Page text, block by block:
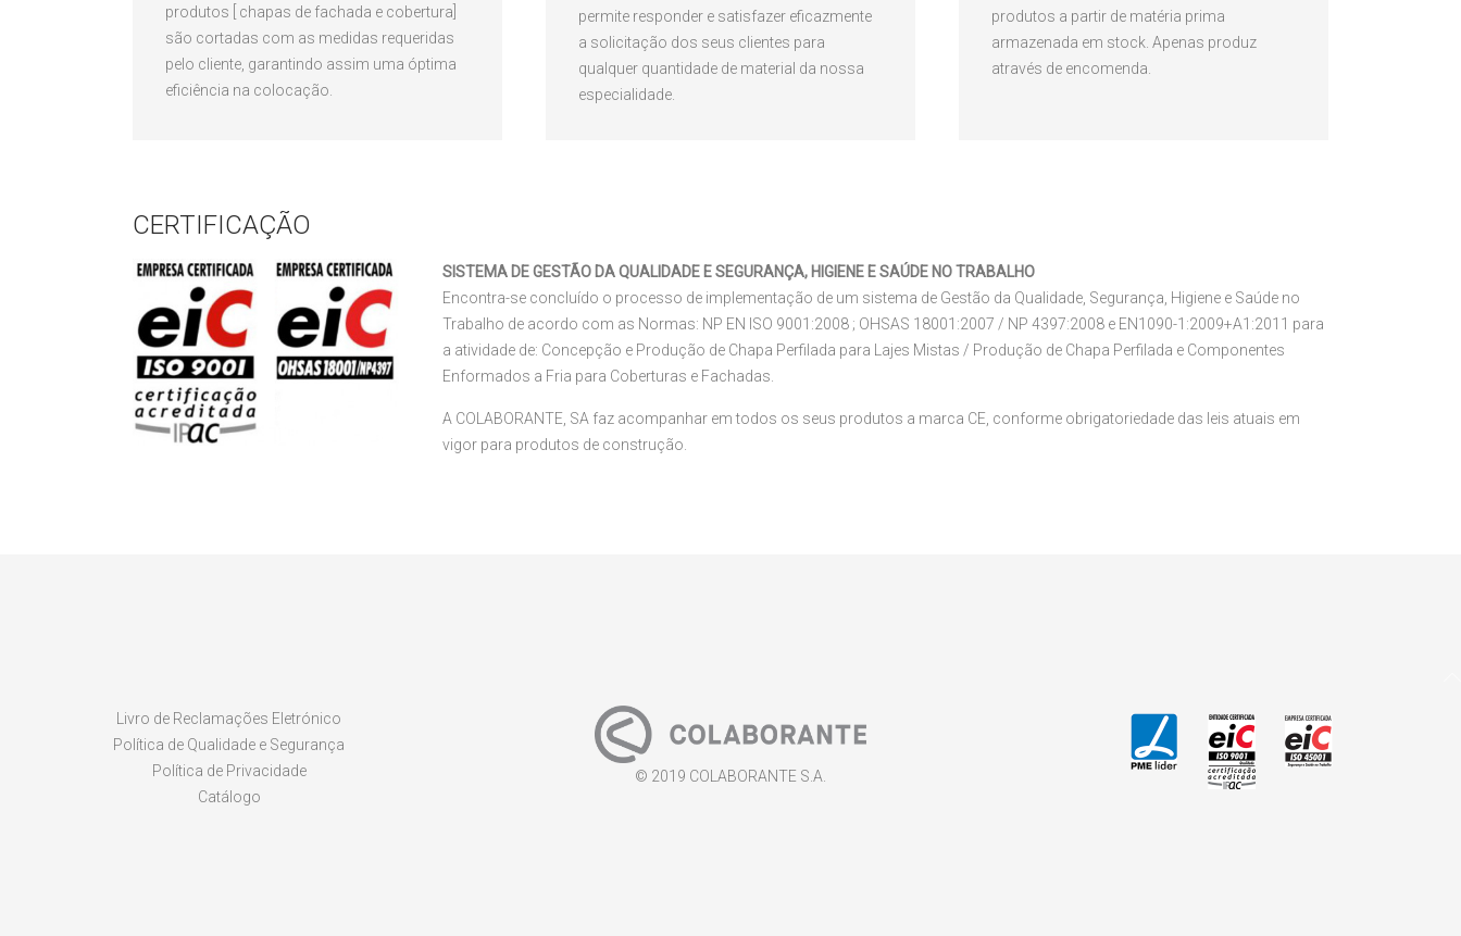
produtos [ chapas de fachada e cobertura]
são cortadas com as medidas requeridas
pelo cliente, garantindo assim uma óptima
eficiência na colocação.
permite responder e satisfazer eficazmente
a solicitação dos seus clientes para
qualquer quantidade de material da nossa
especialidade.
produtos a partir de matéria prima
armazenada em stock. Apenas produz
através de encomenda.
CERTIFICAÇÃO
SISTEMA DE GESTÃO DA QUALIDADE E SEGURANÇA, HIGIENE E SAÚDE NO TRABALHO
Encontra-se concluído o processo de implementação de um sistema de Gestão da Qualidade, Segurança, Higiene e Saúde no
Trabalho de acordo com as Normas: NP EN ISO 9001:2008 ; OHSAS 18001:2007 / NP 4397:2008 e EN1090-1:2009+A1:2011 para
a atividade de: Concepção e Produção de Chapa Perfilada para Lajes Mistas / Produção de Chapa Perfilada e Componentes
Enformados a Fria para Coberturas e Fachadas.
A COLABORANTE, SA faz acompanhar em todos os seus produtos a marca CE, conforme obrigatoriedade das leis atuais em
vigor para produtos de construção.
Livro de Reclamações Eletrónico
Política de Qualidade e Segurança
Política de Privacidade
Catálogo
© 2019 COLABORANTE S.A.